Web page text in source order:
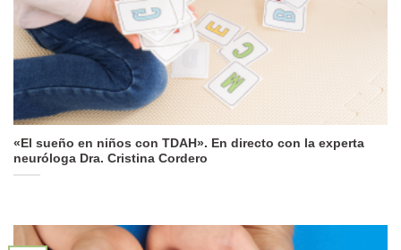
«El sueño en niños con TDAH». En directo con la experta
neuróloga Dra. Cristina Cordero